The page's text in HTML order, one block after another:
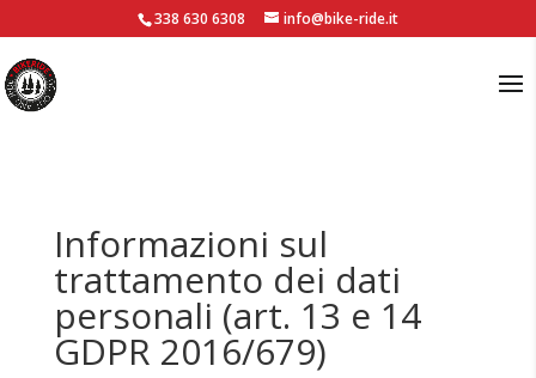
338 630 6308 info@bike-ride.it
Informazioni sul
trattamento dei dati
personali (art. 13 e 14
GDPR 2016/679)